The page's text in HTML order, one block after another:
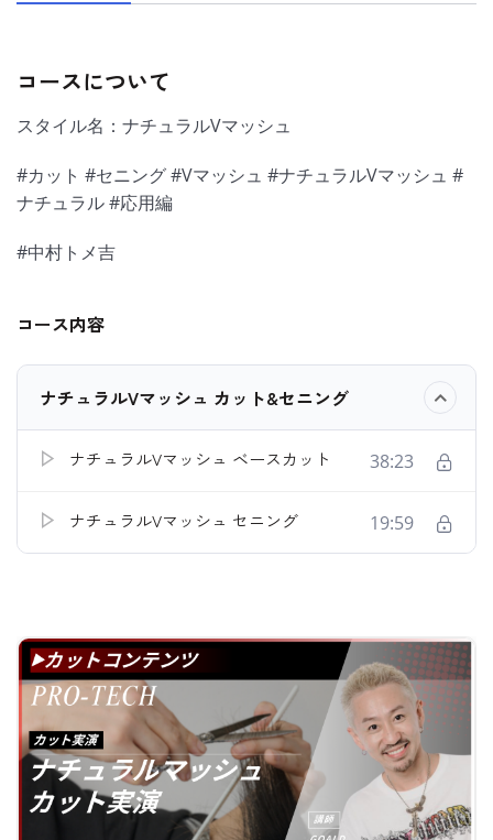
コースについて
スタイル名：ナチュラルVマッシュ
#カット #セニング #Vマッシュ #ナチュラルVマッシュ #
ナチュラル #応用編
#中村トメ吉
コース内容
ナチュラルVマッシュ カット&セニング
ナチュラルVマッシュ ベースカット 38:23
ナチュラルVマッシュ セニング 19:59